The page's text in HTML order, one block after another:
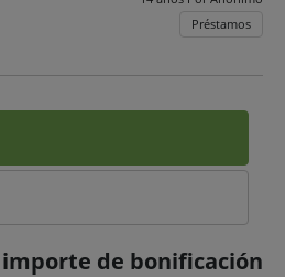
Préstamos
de bonificación